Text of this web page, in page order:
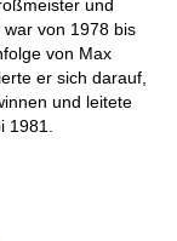
und
von 1978 bis
von Max
er sich darauf,
und leitete